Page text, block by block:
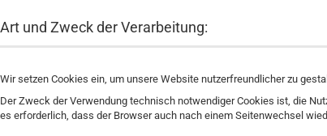
Art und Zweck der Verarbeitung:
Wir setzen Cookies ein, um unsere Website nutzerfreundlicher zu
Der Zweck der Verwendung technisch notwendiger Cookies ist, die
es erforderlich, dass der Browser auch nach einem Seitenwechsel